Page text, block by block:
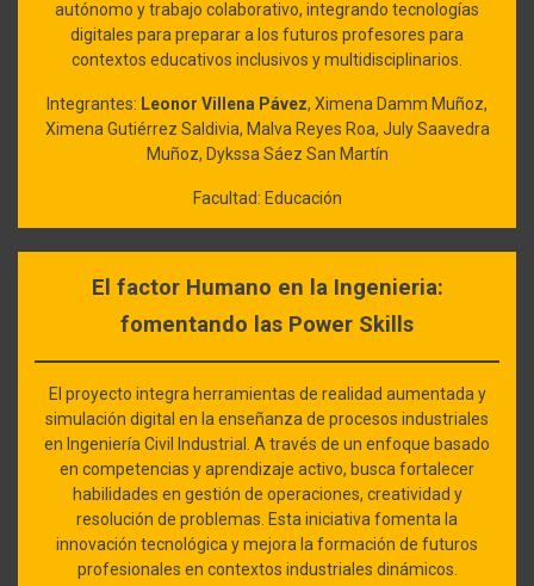
autónomo y trabajo colaborativo, integrando tecnologías
digitales para preparar a los futuros profesores para
contextos educativos inclusivos y multidisciplinarios.
Integrantes: Leonor Villena Pávez, Ximena Damm Muñoz,
Ximena Gutiérrez Saldivia, Malva Reyes Roa, July Saavedra
Muñoz, Dykssa Sáez San Martín
Facultad: Educación
El factor Humano en la Ingenieria:
fomentando las Power Skills
El proyecto integra herramientas de realidad aumentada y
simulación digital en la enseñanza de procesos industriales
en Ingeniería Civil Industrial. A través de un enfoque basado
en competencias y aprendizaje activo, busca fortalecer
habilidades en gestión de operaciones, creatividad y
resolución de problemas. Esta iniciativa fomenta la
innovación tecnológica y mejora la formación de futuros
profesionales en contextos industriales dinámicos.